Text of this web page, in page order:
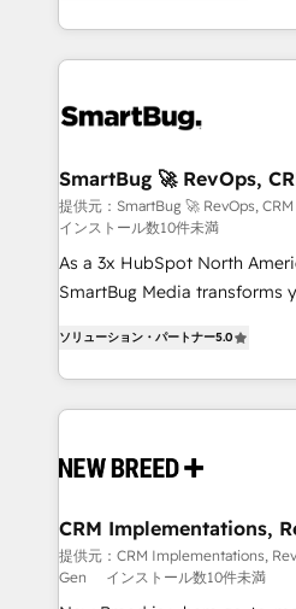
ード受賞・HUGリーダー ✓
ISO9001:2015 取得 ✓ 400社
状整理の壁打ちなど、構想段
せください。
intelligence to
action and automation into
accreditations
and engineer a portal that
revenue velocity. 🚀 GTM Strategy & Alignment
stalling growth. Fix your ICP,
Scalable Architecture: Zero-
across all Hubs, validated by
Accreditations. AI-Powered RevOps: Breeze AI,
custom AI agents, and high-
total reporting clarity. Security & Compliance: SOC 2
security. 🏆 Why Bluleadz? GTM OS Partner | 16+
Years Experience | 1,000+
SmartBug 🚀 RevOps,
Experts
提供元：SmartBug 🚀 RevOps,
インストール数10件未満
As a 3x HubSpot North
SmartBug Media transforms
includes specialized divisions
Software) and Point Success
making this the official home
and system integrations
trainers to drive platform adoption. 📈
Generation - Full-funnel marketing and high-
performance advertising via
ソリューション・パートナー5.0
CRM Implementations,
Demand Gen
提供元：CRM Implementations,
Gen
インストール数10件未満